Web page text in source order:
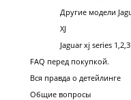
Другие модели
XJ
Jaguar xj series 1,2,3
FAQ перед покупкой.
Вся правда о детейлинге
Общие вопросы